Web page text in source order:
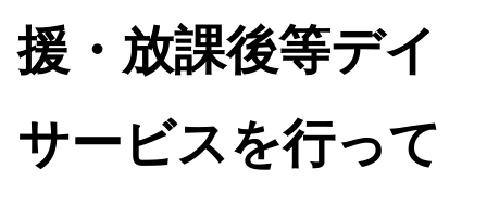
援・放課後等デイ
サービスを行って